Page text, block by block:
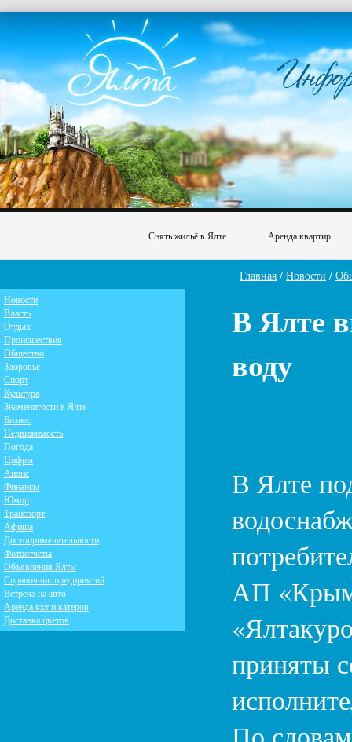
Снять жильё в Ялте Аренда квартир
Главная / Новости /
В Ялте
воду
В Ялте
АП
приняты
Новости
Власть
Отдых
Происшествия
Общество
Здоровье
Спорт
Культура
Знаменитости в Ялте
Бизнес
Недвижимость
Погода
Цифры
Анонс
Финансы
Юмор
Транспорт
Афиша
Достопримечательности
Фотоотчеты
Объявления Ялты
Справочник предприятий
Встреча на авто
Аренда яхт и катеров
Доставка цветов